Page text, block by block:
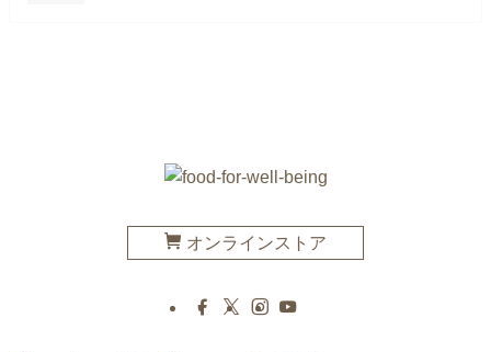
オンラインストア